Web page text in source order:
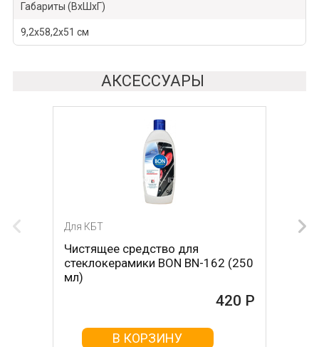
Габариты (ВхШхГ)
9,2х58,2х51 см
АКСЕССУАРЫ
Для КБТ
Чистящее средство для
стеклокерамики BON BN-162 (250
мл)
420 Р
В КОРЗИНУ
Для КБТ
Скребок для ухода за
стеклокерамикой BON BN-603
В КОРЗИНУ